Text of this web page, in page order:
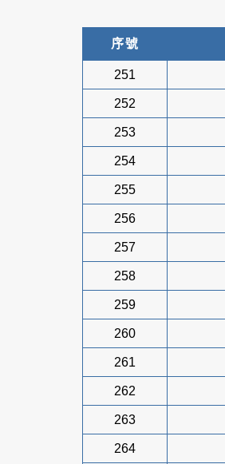
序號
251
252
253
254
255
256
257
258
259
260
261
262
263
264